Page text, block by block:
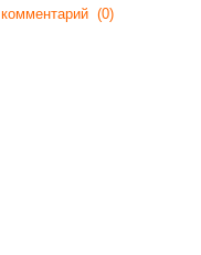
комментарий (0)